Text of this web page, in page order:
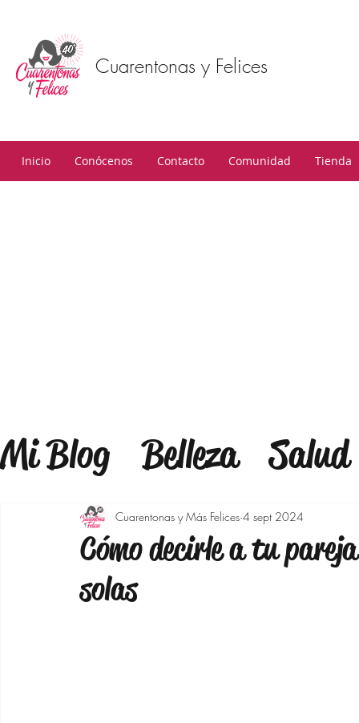
Cuarentonas y Felices
Inicio Conócenos Contacto Comunidad Tienda
Mi Blog Belleza
Salud
Estilo
Mindfulness
Estilo de Vida
Cómo decirle a tu
solas
Cuarentonas y Más Felices 4 sept 2024